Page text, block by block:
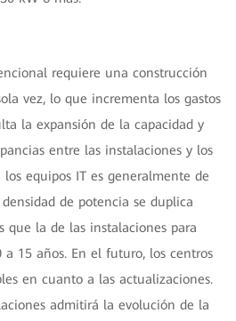
requiere una construcción
vez, lo que incrementa los gastos
la expansión de la capacidad y
entre las instalaciones y los
equipos IT es generalmente de
de potencia se duplica
que la de las instalaciones para
a 15 años. En el futuro, los centros
en cuanto a las actualizaciones.
admitirá la evolución de la